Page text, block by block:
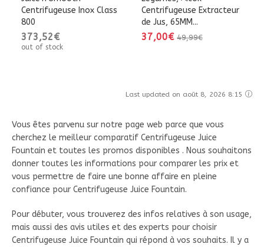
Centrifugeuse Inox Class
800
373,52€
out of stock
Centrifugeuse Extracteur
de Jus, 65MM...
37,00€ 49,99€
Last updated on août 8, 2026 8:15
Vous êtes parvenu sur notre page web parce que vous
cherchez le meilleur comparatif Centrifugeuse Juice
Fountain et toutes les promos disponibles . Nous souhaitons
donner toutes les informations pour comparer les prix et
vous permettre de faire une bonne affaire en pleine
confiance pour Centrifugeuse Juice Fountain.
Pour débuter, vous trouverez des infos relatives à son usage,
mais aussi des avis utiles et des experts pour choisir
Centrifugeuse Juice Fountain qui répond à vos souhaits. Il y a